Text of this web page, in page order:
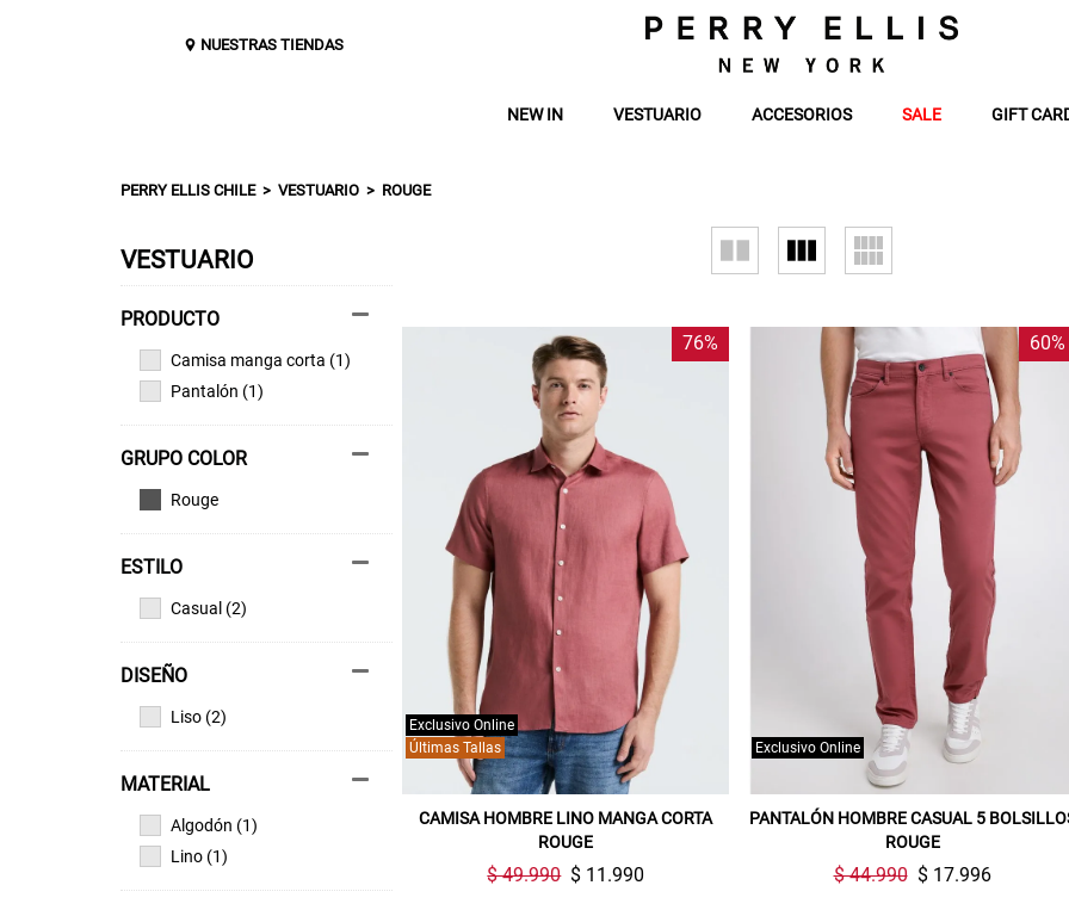
NUESTRAS TIENDAS
NEW IN VESTUARIO ACCESORIOS SALE GIFT
PERRY ELLIS CHILE VESTUARIO ROUGE
VESTUARIO
Camisa manga corta (1)
Pantalón (1)
GRUPO COLOR
Rouge
ESTILO
Casual (2)
DISEÑO
Liso (2)
MATERIAL
Algodón (1)
Lino (1)
76%
Últimas Tallas
Exclusivo Online
CAMISA HOMBRE LINO MANGA CORTA
ROUGE
$ 49.990 $ 11.990
60%
Exclusivo Online
PANTALÓN HOMBRE CASUAL 5
ROUGE
$ 44.990 $ 17.996